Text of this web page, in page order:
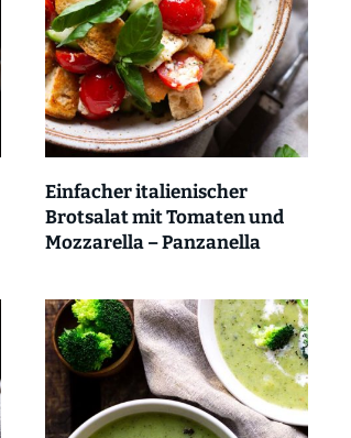
Einfacher italienischer
Brotsalat mit Tomaten und
Mozzarella – Panzanella